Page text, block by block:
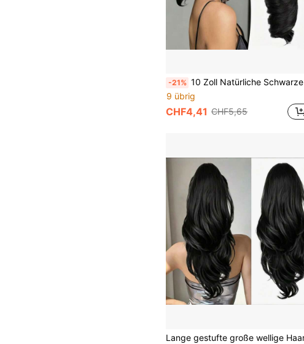
-21% 10 Zoll Natürliche Schwarze Spiral Locken Haarspange Pferdeschwanz Synthetische Haarverlängerung Für Tägliche Party Hochzeit Urlaub Haarzubehör
9 übrig
CHF4,41 CHF5,65